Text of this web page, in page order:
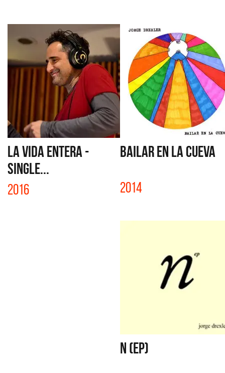
LA VIDA ENTERA -
SINGLE...
2016
BAILAR EN LA CUEVA
2014
N (EP)